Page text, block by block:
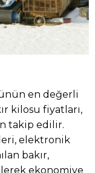
en değerli
kilosu fiyatları,
takip edilir.
elektronik
bakır,
ekonomiye